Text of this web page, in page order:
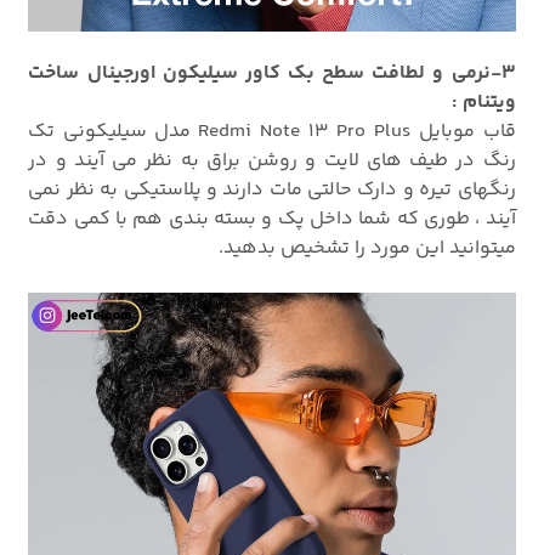
3-نرمی و لطافت سطح بک کاور سیلیکون اورجینال ساخت
ویتنام :
قاب موبایل Redmi Note 13 Pro Plus مدل سیلیکونی تک
رنگ در طیف های لایت و روشن براق به نظر می آیند و در
رنگهای تیره و دارک حالتی مات دارند و پلاستیکی به نظر نمی
آیند ، طوری که شما داخل پک و بسته بندی هم با کمی دقت
میتوانید این مورد را تشخیص بدهید.